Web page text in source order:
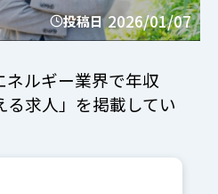
投稿日 2026/01/07
ネルギー業界で年収
る求人」を掲載してい